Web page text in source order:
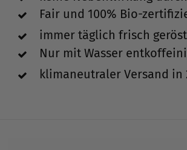
Fair und 100% Bio-
immer täglich frisch
Nur mit Wasser
klimaneutraler Versand in